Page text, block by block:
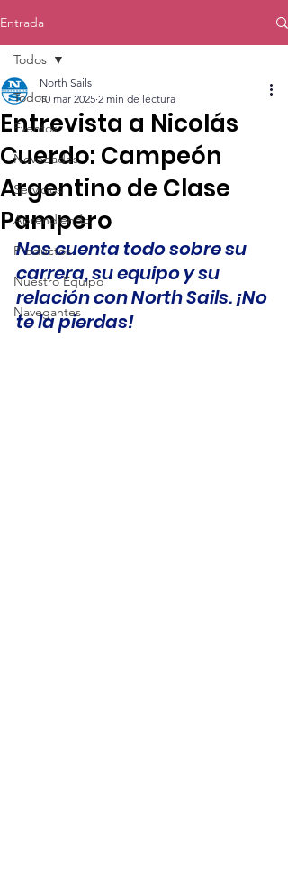
Entrada
Todos
Eventos
Novedades
Servicios
Aprendiendo
Productos
Nuestro Equipo
Navegantes
Todos
Entrevista a Nicolás
Cuerdo: Campeón
Argentino de Clase
Pampero
North Sails
10 mar 2025 2 min de lectura
Nos cuenta todo sobre su
carrera, su equipo y su
relación con North Sails. ¡No
te la pierdas!